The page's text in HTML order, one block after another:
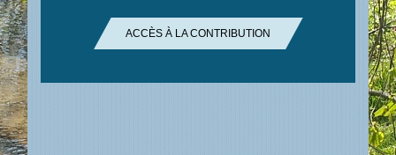
ACCÈS À LA CONTRIBUTION